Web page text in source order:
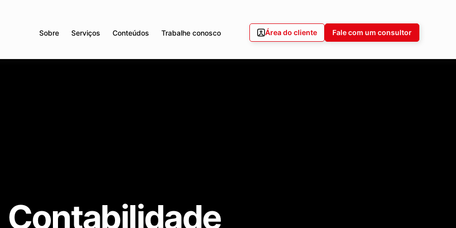
Sobre Serviços Conteúdos Trabalhe conosco Área do cliente Fale com um consultor
Contabilidade